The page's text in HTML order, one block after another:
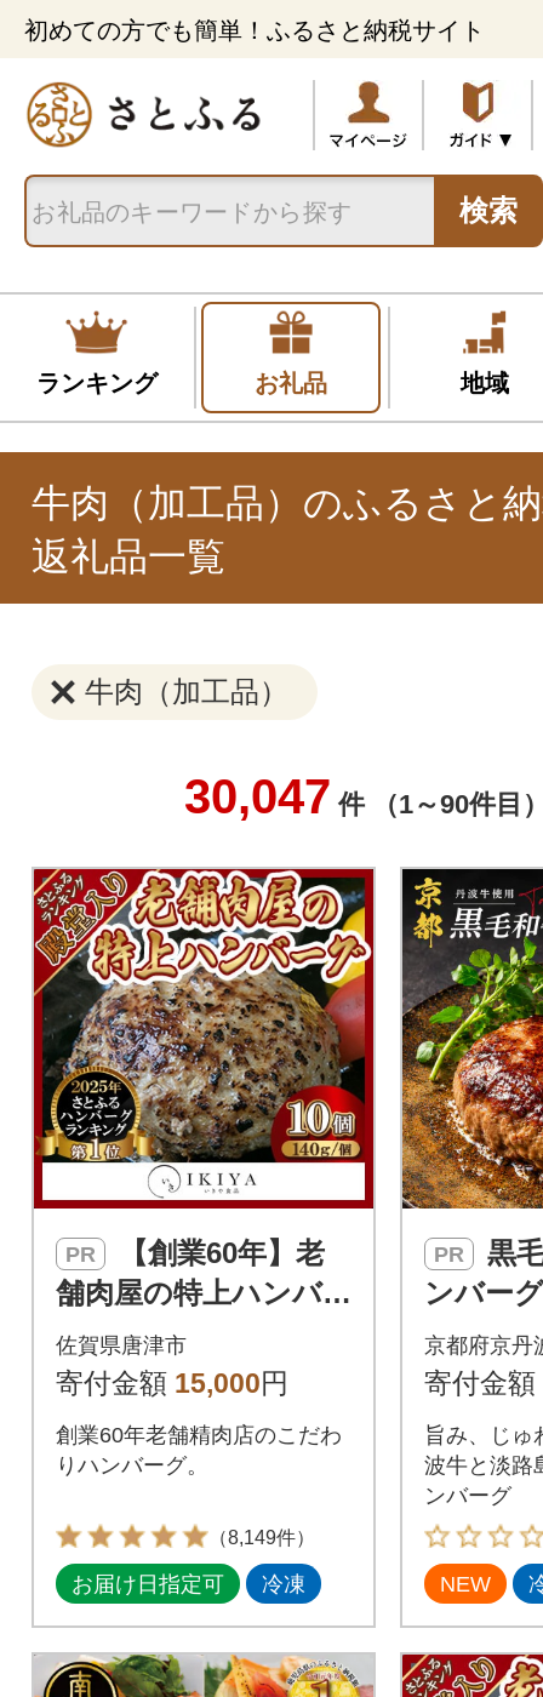
初めての方でも簡単！ふるさと納税サイト
検索
ランキング お礼品 地域
牛肉（加工品）のふるさと
返礼品一覧
牛肉（加工品）
30,047 件 （1～90件目
PR
舗肉屋の特上ハンバー
グ10個
佐賀県唐津市
寄付金額 15,000円
創業60年老舗精肉店のこだわ
りハンバーグ。
（8,149件）
お届け日指定可 冷凍
PR
ンバー
kg 丹波
京都府京丹
寄付金額
旨み、じゅ
波牛と淡路
ンバーグ
NEW